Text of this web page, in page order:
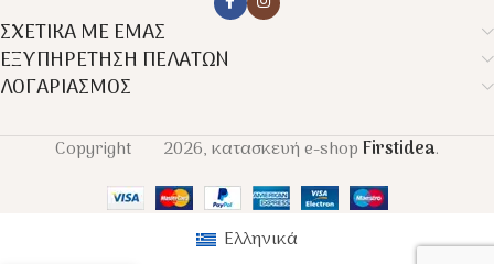
ΣΧΕΤΙΚΑ ΜΕ ΕΜΑΣ
ΕΞΥΠΗΡΕΤΗΣΗ ΠΕΛΑΤΩΝ
ΛΟΓΑΡΙΑΣΜΟΣ
Copyright 2026, κατασκευή e-shopFirstidea.
Ελληνικά